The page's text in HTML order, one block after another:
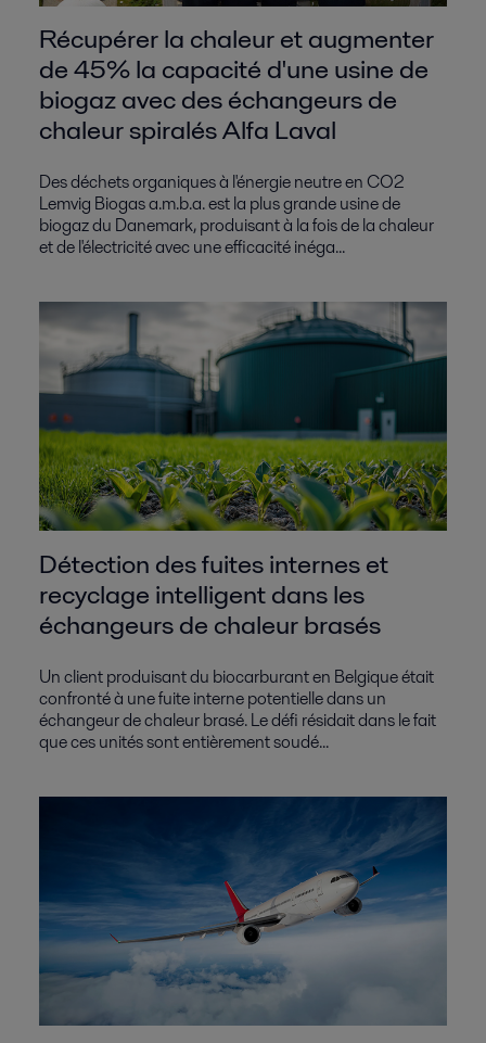
Récupérer la chaleur et augmenter
de 45% la capacité d'une usine de
biogaz avec des échangeurs de
chaleur spiralés Alfa Laval
Des déchets organiques à l'énergie neutre en CO2
Lemvig Biogas a.m.b.a. est la plus grande usine de
biogaz du Danemark, produisant à la fois de la chaleur
et de l'électricité avec une efficacité inéga...
Détection des fuites internes et
recyclage intelligent dans les
échangeurs de chaleur brasés
Un client produisant du biocarburant en Belgique était
confronté à une fuite interne potentielle dans un
échangeur de chaleur brasé. Le défi résidait dans le fait
que ces unités sont entièrement soudé...